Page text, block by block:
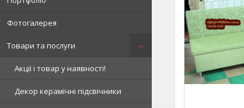
Фотогалерея
Товари та послуги
Акції і товар у наявності!
Декор керамічні підсвічники